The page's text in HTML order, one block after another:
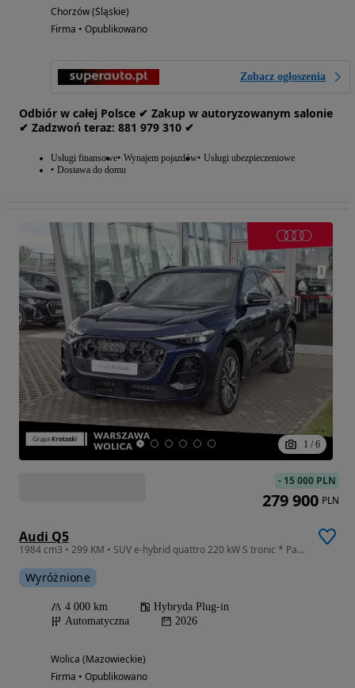
Chorzów (Śląskie)
Firma • Opublikowano
Zobacz ogłoszenia
Odbiór w całej Polsce ✔ Zakup w autoryzowanym salonie
✔ Zadzwoń‎ t‎eraz: ‎881‎ 979‎ 310 ✔
Usługi finansowe Wynajem pojazdów Usługi ubezpieczeniowe
Dostawa do domu
1 / 6
Audi Q5
1984 cm3 • 299 KM • SUV e-hybrid quattro 220 kW S tronic * Pakiet Tech Pro *
Wyróżnione
4 000 km
Hybryda Plug-in
Automatyczna
2026
Wolica (Mazowieckie)
Firma • Opublikowano
- 15 000 PLN
279 900 PLN